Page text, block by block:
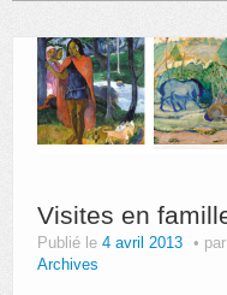
Visites en
Publié le 4 avril 2013 par
Archives